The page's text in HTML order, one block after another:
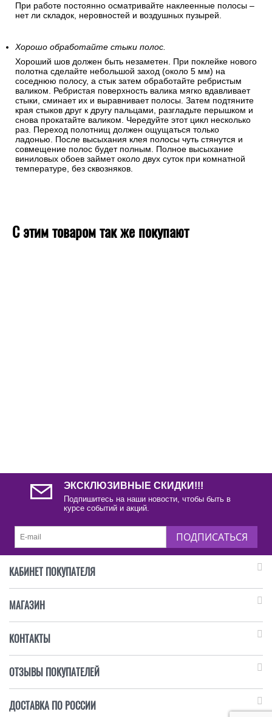
При работе постоянно осматривайте наклеенные полосы –
нет ли складок, неровностей и воздушных пузырей.
Хорошо обработайте стыки полос.
Хороший шов должен быть незаметен. При поклейке нового
полотна сделайте небольшой заход (около 5 мм) на
соседнюю полосу, а стык затем обработайте ребристым
валиком. Ребристая поверхность валика мягко вдавливает
стыки, сминает их и выравнивает полосы. Затем подтяните
края стыков друг к другу пальцами, разгладьте перышком и
снова прокатайте валиком. Чередуйте этот цикл несколько
раз. Переход полотнищ должен ощущаться только
ладонью. После высыхания клея полосы чуть стянутся и
совмещение полос будет полным. Полное высыхание
виниловых обоев займет около двух суток при комнатной
температуре, без сквозняков.
С этим товаром так же покупают
ЭКСКЛЮЗИВНЫЕ СКИДКИ!!!
Подпишитесь на наши новости, чтобы быть в
курсе событий и акций.
ПОДПИСАТЬСЯ
КАБИНЕТ ПОКУПАТЕЛЯ
МАГАЗИН
КОНТАКТЫ
ОТЗЫВЫ ПОКУПАТЕЛЕЙ
ДОСТАВКА ПО РОССИИ